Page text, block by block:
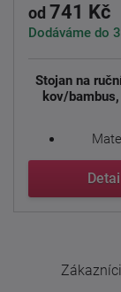
od 741 Kč
Dodáváme do
Stojan na
kov/